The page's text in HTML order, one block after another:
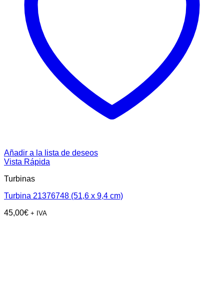
Añadir a la lista de deseos
Vista Rápida
Turbinas
Turbina 21376748 (51,6 x 9,4 cm)
45,00€ + IVA